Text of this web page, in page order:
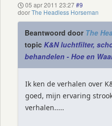
05 apr 2011 23:27 #9
doorThe Headless Horseman
Beantwoord door The
topic K&N luchtfilter,
behandelen - Hoe en
Ik ken de verhalen over
goed, mijn ervaring
verhalen.....